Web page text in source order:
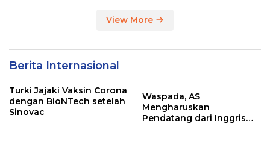
View More
Berita Internasional
Turki Jajaki Vaksin Corona
dengan BioNTech setelah
Sinovac
Waspada, AS
Mengharuskan
Pendatang dari Inggris